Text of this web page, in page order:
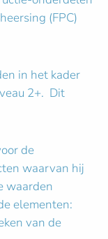
(FPC)
in het kader
2+. Dit
de
waarvan hij
waarden
elementen:
van de